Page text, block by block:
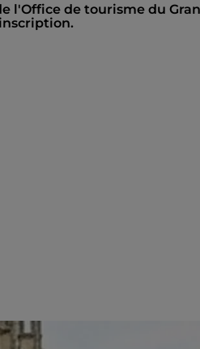
l'Office de tourisme du